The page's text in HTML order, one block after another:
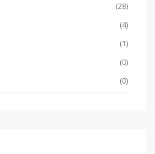
(28)
(4)
(1)
(0)
(0)